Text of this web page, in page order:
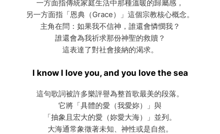
一方面指傳統家庭生活中那種溫暖的歸屬感，
另一方面指「恩典（Grace）」這個宗教核心概念。
主角在問：如果我不信神，誰還會憐憫我？
誰還會為我祈求那份神聖的救贖？
這表達了對社會接納的渴求。
I know I love you, and you love the sea
這句歌詞被許多樂評譽為整首歌最美的段落。
它將「具體的愛（我愛妳）」與
「抽象且宏大的愛（妳愛大海）」並列。
大海通常象徵著未知、神性或是自然。